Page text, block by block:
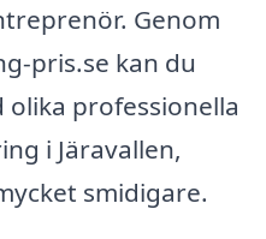
Genom
pris.se kan du
professionella
i Järavallen,
smidigare.